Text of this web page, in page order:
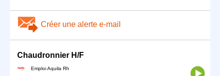
Créer une alerte e-mail
Chaudronnier H/F
Emploi Aquila Rh